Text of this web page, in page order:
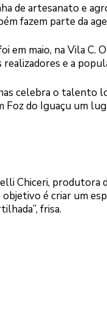
de artesanato e
fazem parte da
em maio, na Vila C.
e a
celebra o talento
do Iguaçu um
Chiceri,
objetivo é criar um
frisa.